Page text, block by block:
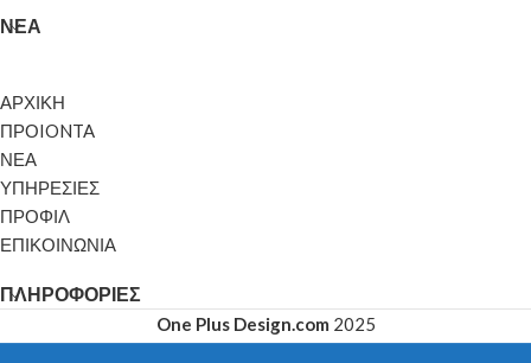
ΝΈΑ
ΑΡΧΙΚΗ
ΠΡΟIONTA
ΝΕΑ
ΥΠΗΡΕΣΙΕΣ
ΠΡΟΦΙΛ
ΕΠΙΚΟΙΝΩΝΙΑ
ΠΛΗΡΟΦΟΡΊΕΣ
One Plus Design.com 2025